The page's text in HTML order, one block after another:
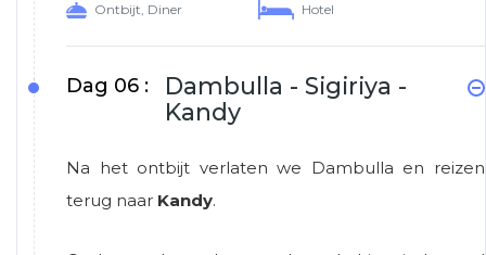
Ontbijt, Diner Hotel
Dag 06 :
Dambulla - Sigiriya -
Kandy
Na het ontbijt verlaten we Dambulla en reizen
terug naar Kandy.